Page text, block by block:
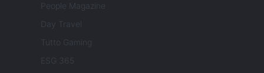
People Magazine
Day Travel
Tutto Gaming
ESG 365